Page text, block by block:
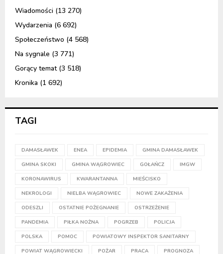
Wiadomości (13 270)
Wydarzenia (6 692)
Społeczeństwo (4 568)
Na sygnale (3 771)
Gorący temat(3 518)
Kronika (1 692)
TAGI
DAMASŁAWEK ENEA EPIDEMIA GMINA DAMASŁAWEK
GMINA SKOKI GMINA WĄGROWIEC GOŁAŃCZ IMGW
KORONAWIRUS KWARANTANNA MIEŚCISKO
NEKROLOGI NIELBA WĄGROWIEC NOWE ZAKAŻENIA
ODESZLI OSTATNIE POŻEGNANIE OSTRZEŻENIE
PANDEMIA PIŁKA NOŻNA POGRZEB POLICJA
POLSKA POMOC POWIATOWY INSPEKTOR SANITARNY
POWIAT WĄGROWIECKI POŻAR PRACA PROGNOZA